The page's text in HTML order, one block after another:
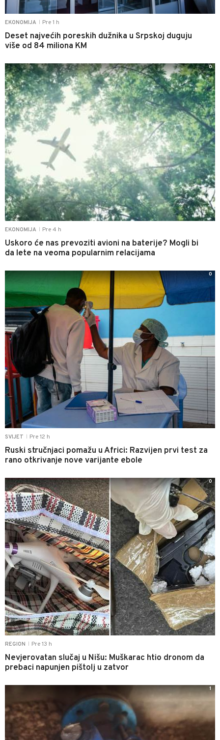
EKONOMIJA Pre 1 h
Deset najvećih poreskih dužnika u Srpskoj duguju
više od 84 miliona KM
EKONOMIJA Pre 4 h
Uskoro će nas prevoziti avioni na baterije? Mogli bi
da lete na veoma popularnim relacijama
0
SVIJET Pre 12 h
Ruski stručnjaci pomažu u Africi: Razvijen prvi test za
rano otkrivanje nove varijante ebole
0
REGION Pre 13 h
Nevjerovatan slučaj u Nišu: Muškarac htio dronom da
prebaci napunjen pištolj u zatvor
0
1